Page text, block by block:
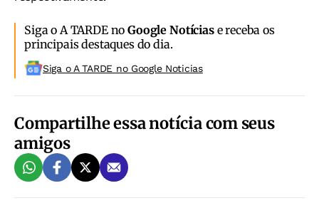
Siga o A TARDE noGoogle Notíciase receba os
principais destaques do dia.
Siga o A TARDE no Google Noticias
Compartilhe essa notícia com seus
amigos